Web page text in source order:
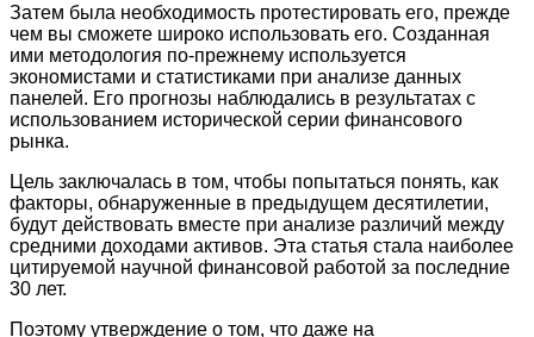
Затем была необходимость протестировать его, прежде
чем вы сможете широко использовать его. Созданная
ими методология по-прежнему используется
экономистами и статистиками при анализе данных
панелей. Его прогнозы наблюдались в результатах с
использованием исторической серии финансового
рынка.
Цель заключалась в том, чтобы попытаться понять, как
факторы, обнаруженные в предыдущем десятилетии,
будут действовать вместе при анализе различий между
средними доходами активов. Эта статья стала наиболее
цитируемой научной финансовой работой за последние
30 лет.
Поэтому утверждение о том, что даже на